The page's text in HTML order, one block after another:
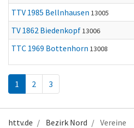
TTV 1985 Bellnhausen 13005
TV 1862 Biedenkopf13006
TTC 1969 Bottenhorn 13008
1 2 3
httv.de Bezirk Nord Vereine